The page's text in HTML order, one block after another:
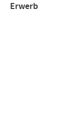
Erwerb